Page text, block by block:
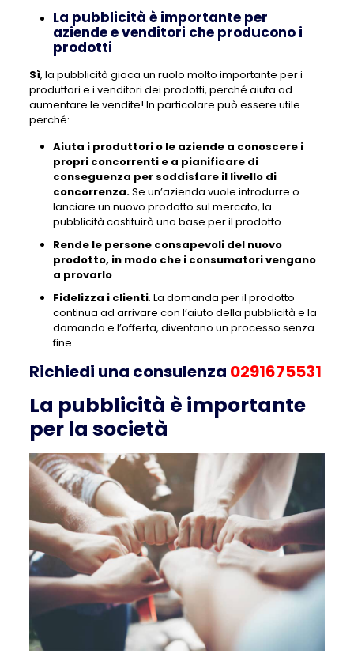
La pubblicità è importante per
aziende e venditori che producono i
prodotti
Sì, la pubblicità gioca un ruolo molto importante per i
produttori e i venditori dei prodotti, perché aiuta ad
aumentare le vendite! In particolare può essere utile
perché:
Aiuta i produttori o le aziende a conoscere i
propri concorrenti e a pianificare di
conseguenza per soddisfare il livello di
concorrenza.Se un’azienda vuole introdurre o
lanciare un nuovo prodotto sul mercato, la
pubblicità costituirà una base per il prodotto.
Rende le persone consapevoli del nuovo
prodotto, in modo che i consumatori vengano
a provarlo.
Fidelizza i clienti. La domanda per il prodotto
continua ad arrivare con l’aiuto della pubblicità e la
domanda e l’offerta, diventano un processo senza
fine.
Richiedi una consulenza 0291675531
La pubblicità è importante
per la società